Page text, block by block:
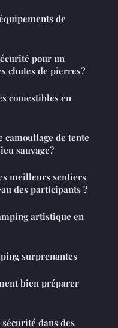
de
pour un
chutes de pierres?
comestibles en
camouflage de tente
sauvage?
meilleurs sentiers
des participants ?
artistique en
surprenantes
bien préparer
dans des